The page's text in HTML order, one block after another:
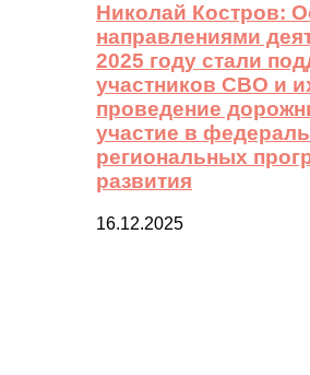
Николай Костров:
направлениями
2025 году стали
участников СВО и
проведение
участие в
региональных
развития
16.12.2025